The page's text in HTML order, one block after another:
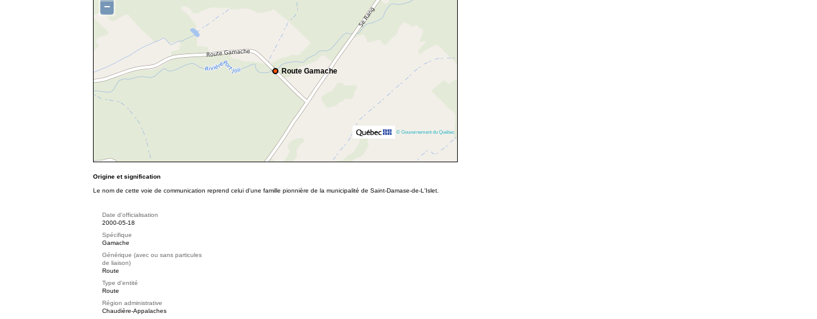
Route Gamache
−
© Gouvernement du Québec
Origine et signification
Le nom de cette voie de communication reprend celui d'une famille pionnière de la municipalité de Saint-Damase-de-L'Islet.
Date d'officialisation
2000-05-18
Spécifique
Gamache
Générique (avec ou sans particules
de liaison)
Route
Type d'entité
Route
Région administrative
Chaudière-Appalaches